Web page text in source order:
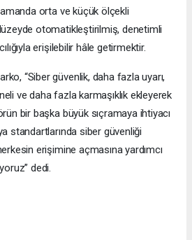
orta ve küçük ölçekli
otomatikleştirilmiş, denetimli
erişilebilir hâle getirmektir.
“Siber güvenlik, daha fazla uyarı,
ve daha fazla karmaşıklık ekleyerek
bir başka büyük sıçramaya ihtiyacı
standartlarında siber güvenliği
erişimine açmasına yardımcı
dedi.